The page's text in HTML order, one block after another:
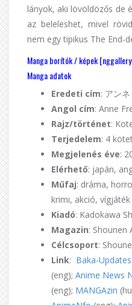
lányok, aki lövöldözős de
az beleleshet, mivel
nem egy tipikus The End-
Manga borítók / képek
Manga adatok
Eredeti cím: アン
Angol cím: Anne
Rajz/történet:
Terjedelem: 4
Megjelenés éve:
Elérhető: japán,
Műfaj: dráma,
krimi, akció, vígjáték
Kiadó: Kadokawa
Magazin: Shounen
Célcsoport:
Link: Baka-
(eng); Anime News
(eng); MANGAzin